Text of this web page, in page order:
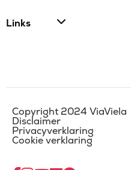
Links
Copyright 2024 ViaViela
Disclaimer
Privacyverklaring
Cookie verklaring